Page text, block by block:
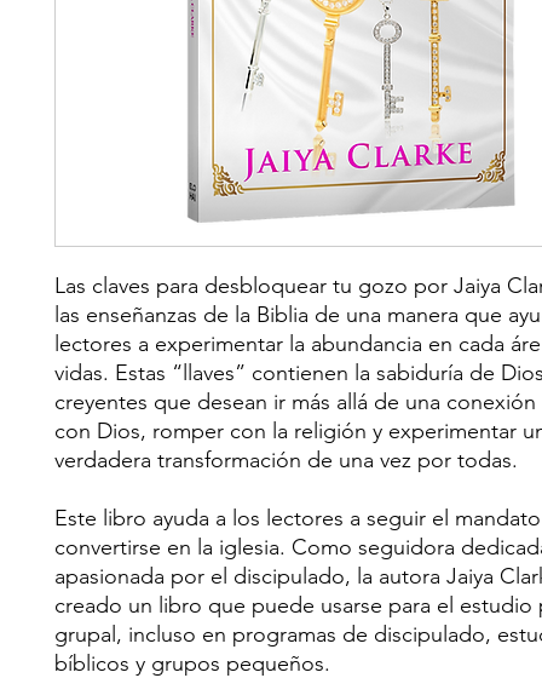
Las claves para desbloquear tu gozo por Jaiya
las enseñanzas de la Biblia de una manera que
lectores a experimentar la abundancia en cada
vidas. Estas “llaves” contienen la sabiduría de
creyentes que desean ir más allá de una
con Dios, romper con la religión y experimentar
verdadera transformación de una vez por todas.
Este libro ayuda a los lectores a seguir el
convertirse en la iglesia. Como seguidora
apasionada por el discipulado, la autora Jaiya
creado un libro que puede usarse para el estudio
grupal, incluso en programas de discipulado,
bíblicos y grupos pequeños.